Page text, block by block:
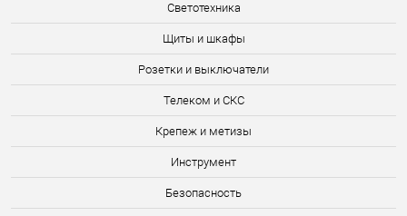
Светотехника
Щиты и шкафы
Розетки и выключатели
Телеком и СКС
Крепеж и метизы
Инструмент
Безопасность